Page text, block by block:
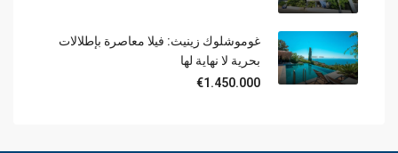
غوموشلوك زينيث: فيلا معاصرة بإطلالات
بحرية لا نهاية لها
€1.450.000